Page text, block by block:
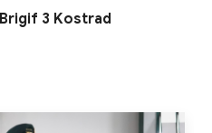
3 Kostrad